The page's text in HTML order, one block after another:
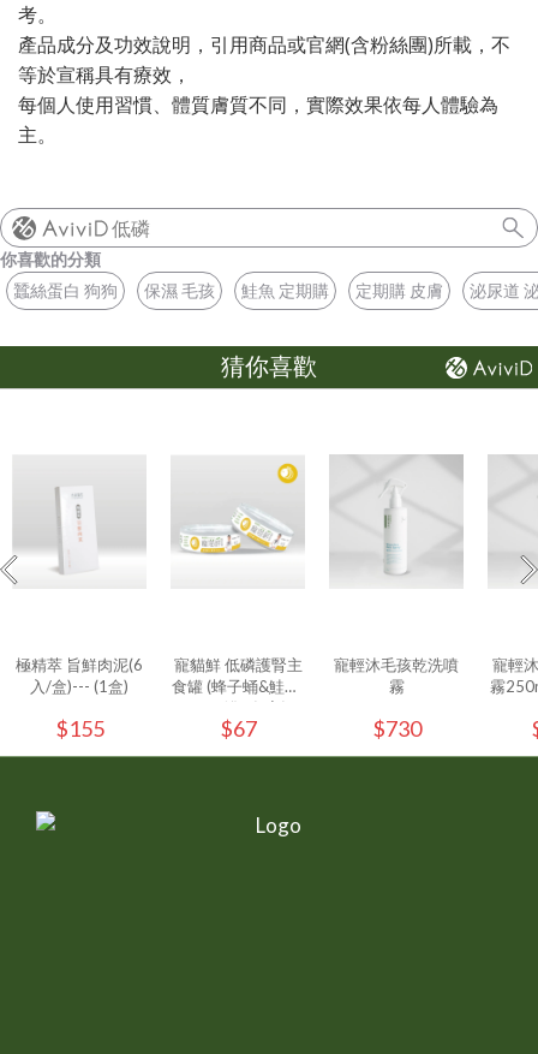
考。
產品成分及功效說明，引用商品或官網(含粉絲團)所載，不
等於宣稱具有療效，
每個人使用習慣、體質膚質不同，實際效果依每人體驗為
主。
低磷
你喜歡的分類
蠶絲蛋白 狗狗
保濕 毛孩 鮭魚 定期購 定期購 皮膚 泌尿道
猜你喜歡
極精萃 旨鮮肉泥(6
入/盒)--- (1盒)
$155
寵貓鮮 低磷護腎主
食罐 (蜂子蛹&鮭魚)
80g/罐 - (1入)
$67
寵輕沐毛孩乾洗噴
霧
$730
寵輕
霧